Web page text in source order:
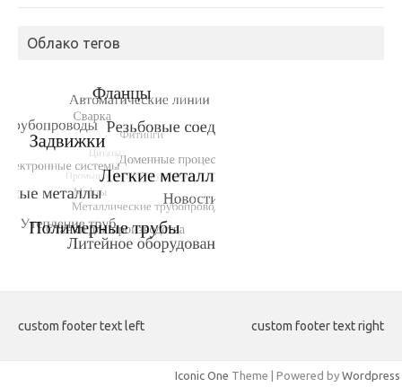
Облако тегов
custom footer text left custom footer text right
Iconic One Theme | Powered by Wordpress